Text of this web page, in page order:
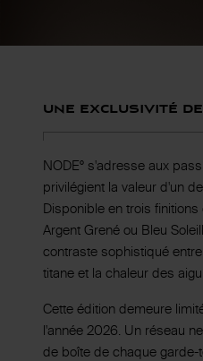
Une exclusivité
NODE° s'adresse aux
privilégient la valeur d'un
Disponible en trois finitions
Argent Grené ou Bleu
contraste sophistiqué
titane et la chaleur des
Cette édition demeure
l'année 2026. Un réseau
de boîte de chaque